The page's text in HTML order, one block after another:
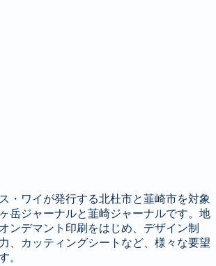
・ワイが発行する北杜市と韮崎市を対象
岳ジャーナルと韮崎ジャーナルです。地
ンデマント印刷をはじめ、デザイン制
、カッティングシートなど、様々な要望
。